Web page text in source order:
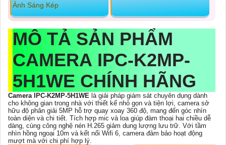
Ánh Sáng Kép
MÔ TẢ SẢN PHẨM
CAMERA IPC-K2MP-
5H1WE CHÍNH HÃNG
Camera IPC-K2MP-5H1WE là giải pháp giám sát chuyên dụng dành
cho không gian trong nhà với thiết kế nhỏ gọn và tiện lợi, camera sở
hữu độ phân giải 5MP hỗ trợ quay xoay 360 độ, mang đến góc nhìn
toàn diện và chi tiết. Tích hợp mic và loa giúp đàm thoại hai chiều dễ
dàng, cùng công nghệ nén H.265 giảm dung lượng lưu trữ. Với tầm
nhìn hồng ngoại 10m và kết nối Wifi 6, camera đảm bảo hoạt động
mượt mà với chi phí hợp lý.